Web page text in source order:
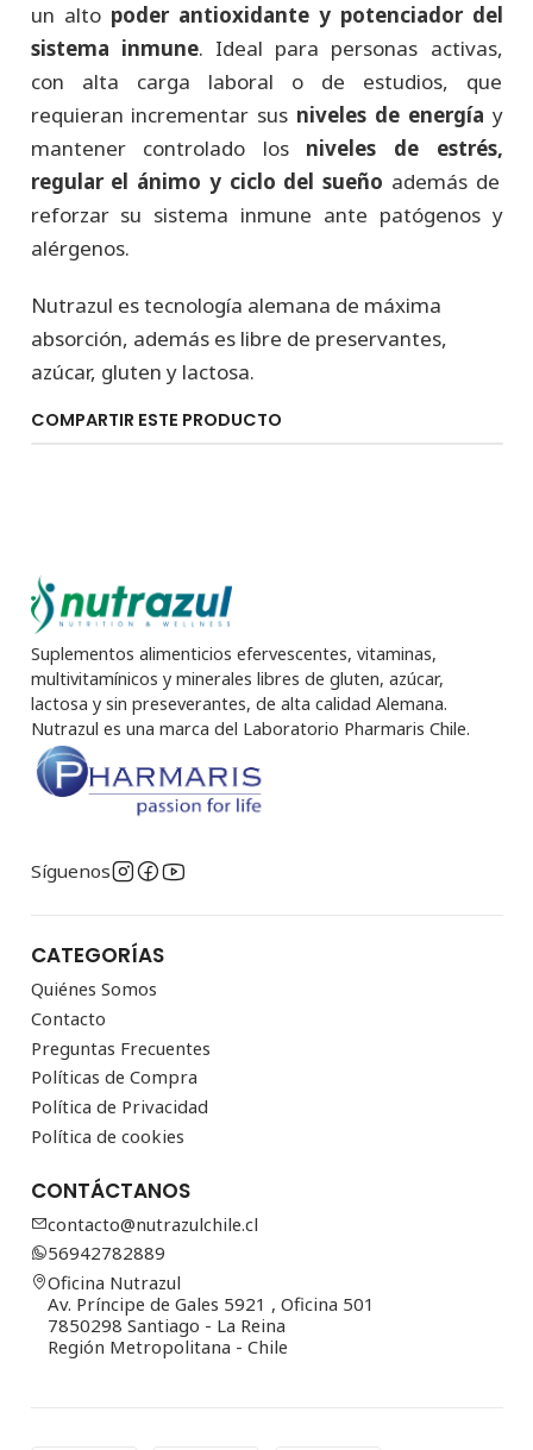
un alto poder antioxidante y potenciador del
sistema inmune. Ideal para personas activas,
con alta carga laboral o de estudios, que
requieran incrementar sus niveles de energía y
mantener controlado los niveles de estrés,
regular el ánimo y ciclo del sueño además de
reforzar su sistema inmune ante patógenos y
alérgenos.
Nutrazul es tecnología alemana de máxima
absorción, además es libre de preservantes,
azúcar, gluten y lactosa.
COMPARTIR ESTE PRODUCTO
Suplementos alimenticios efervescentes, vitaminas,
multivitamínicos y minerales libres de gluten, azúcar,
lactosa y sin preseverantes, de alta calidad Alemana.
Nutrazul es una marca del Laboratorio Pharmaris Chile.
Síguenos
CATEGORÍAS
Quiénes Somos
Contacto
Preguntas Frecuentes
Políticas de Compra
Política de Privacidad
Política de cookies
CONTÁCTANOS
contacto@nutrazulchile.cl
56942782889
Oficina Nutrazul
Av. Príncipe de Gales 5921 , Oficina 501
7850298 Santiago - La Reina
Región Metropolitana - Chile